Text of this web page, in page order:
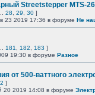
Streetstepper MTS-
28 29 30 ]
23 2019 17:36 в форуме Не
181 182 183 ]
19:30 в форуме Разное
от 500-ваттного
2 ]
20 2019 14:08 в форуме